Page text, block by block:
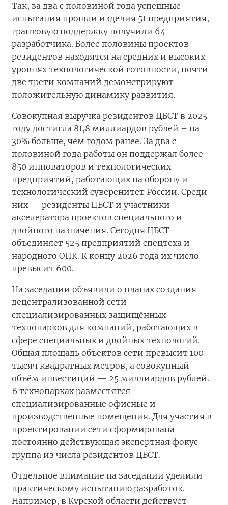
Так, за два с половиной года успешные
испытания прошли изделия 51 предприятия,
грантовую поддержку получили 64
разработчика. Более половины проектов
резидентов находятся на средних и высоких
уровнях технологической готовности, почти
две трети компаний демонстрируют
положительную динамику развития.
Совокупная выручка резидентов ЦБСТ в 2025
году достигла 81,8 миллиардов рублей – на
30% больше, чем годом ранее. За два с
половиной года работы он поддержал более
850 инноваторов и технологических
предприятий, работающих на оборону и
технологический суверенитет России. Среди
них — резиденты ЦБСТ и участники
акселератора проектов специального и
двойного назначения. Сегодня ЦБСТ
объединяет 525 предприятий спецтеха и
народного ОПК. К концу 2026 года их число
превысит 600.
На заседании объявили о планах создания
децентрализованной сети
специализированных защищённых
технопарков для компаний, работающих в
сфере специальных и двойных технологий.
Общая площадь объектов сети превысит 100
тысяч квадратных метров, а совокупный
объём инвестиций — 25 миллиардов рублей.
В технопарках разместятся
специализированные офисные и
производственные помещения. Для участия в
проектировании сети сформирована
постоянно действующая экспертная фокус-
группа из числа резидентов ЦБСТ.
Отдельное внимание на заседании уделили
практическому испытанию разработок.
Например, в Курской области действует